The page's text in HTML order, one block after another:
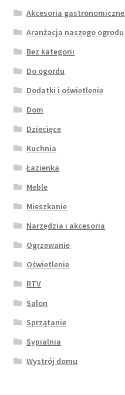
Akcesoria gastronomiczne
Aranżacja naszego ogrodu
Bez kategorii
Do ogordu
Dodatki i oświetlenie
Dom
Dziecięce
Kuchnia
Łazienka
Meble
Mieszkanie
Narzędzia i akcesoria
Ogrzewanie
Oświetlenie
RTV
Salon
Sprzątanie
Sypialnia
Wystrój domu